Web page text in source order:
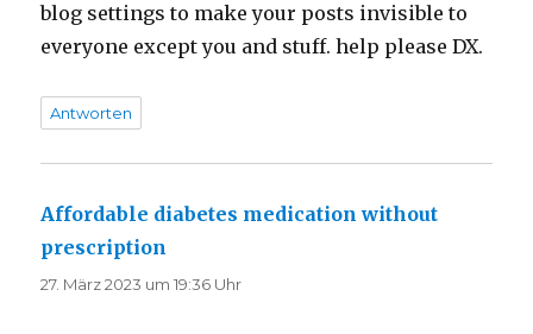
blog settings to make your posts invisible to
everyone except you and stuff. help please DX.
Antworten
Affordable diabetes medication without
prescription
27. März 2023 um 19:36 Uhr